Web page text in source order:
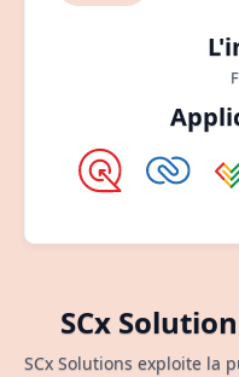
SCx
SCx Solutions exploite la